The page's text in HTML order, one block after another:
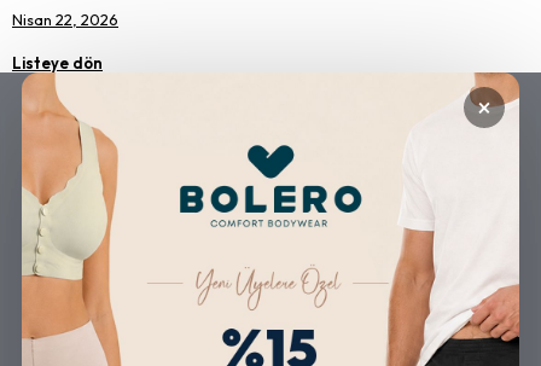
Nisan 22, 2026
Listeye dön
ÜCRETSİZ KARGO GÜVENLİ ALIŞVERİŞ
KOLAY İADE & DEĞİŞİM
ALTERNATİF ÖDEME
İMKANLARI
×